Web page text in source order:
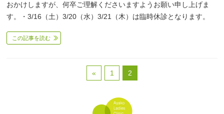
おかけしますが、何卒ご理解くださいますようお願い申し上げま
す。・3/16（土）3/20（水）3/21（木）は臨時休診となります。
この記事を読む
« 1 2